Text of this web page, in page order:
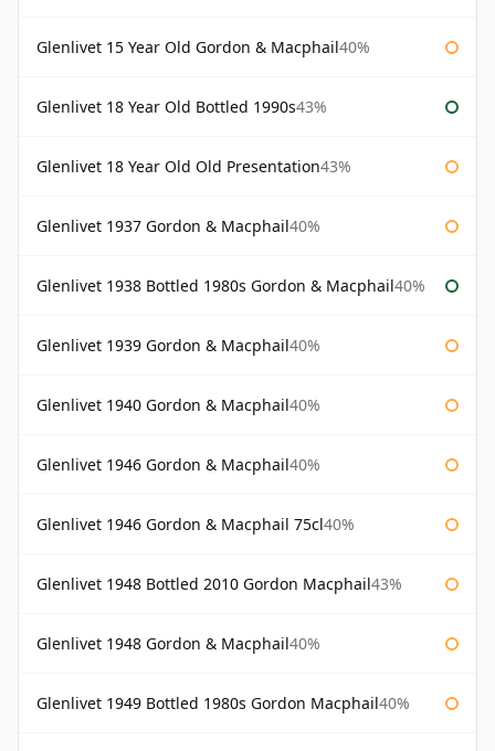
Glenlivet 15 Year Old Gordon & Macphail40%
Glenlivet 18 Year Old Bottled 1990s43%
Glenlivet 18 Year Old Old Presentation43%
Glenlivet 1937 Gordon & Macphail40%
Glenlivet 1938 Bottled 1980s Gordon & Macphail40%
Glenlivet 1939 Gordon & Macphail40%
Glenlivet 1940 Gordon & Macphail40%
Glenlivet 1946 Gordon & Macphail40%
Glenlivet 1946 Gordon & Macphail 75cl40%
Glenlivet 1948 Bottled 2010 Gordon Macphail43%
Glenlivet 1948 Gordon & Macphail40%
Glenlivet 1949 Bottled 1980s Gordon Macphail40%